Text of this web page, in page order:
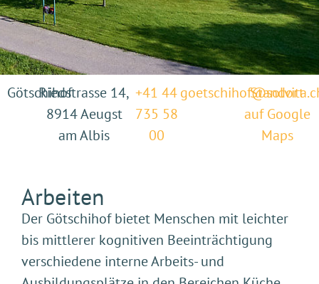
GötschihofRiedstrasse 14,
8914 Aeugst
am Albis
+41 44
735 58
00
Standort
auf Google
Maps
Arbeiten
Der Götschihof bietet Menschen mit leichter
bis mittlerer kognitiven Beeinträchtigung
verschiedene interne Arbeits- und